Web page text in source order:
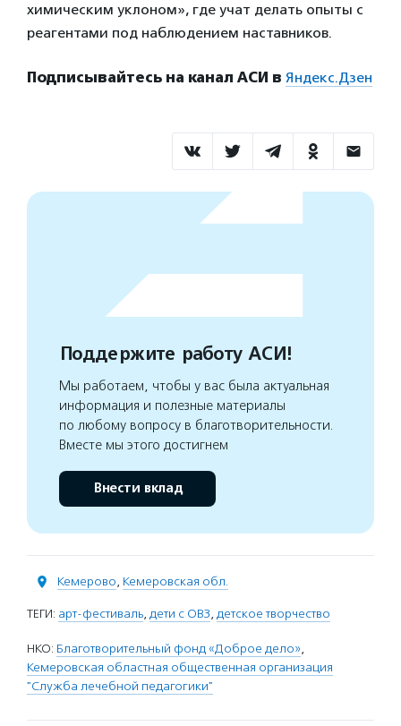
химическим уклоном», где учат делать опыты с
реагентами под наблюдением наставников.
Подписывайтесь на канал АСИ в Яндекс.Дзен
Поддержите работу АСИ!
Мы работаем, чтобы у вас была актуальная
информация и полезные материалы
по любому вопросу в благотворительности.
Вместе мы этого достигнем
Внести вклад
Кемерово, Кемеровская обл.
ТЕГИ: арт-фестиваль, дети с ОВЗ, детское творчество
НКО: Благотворительный фонд «Доброе дело»,
Кемеровская областная общественная организация
"Служба лечебной педагогики"